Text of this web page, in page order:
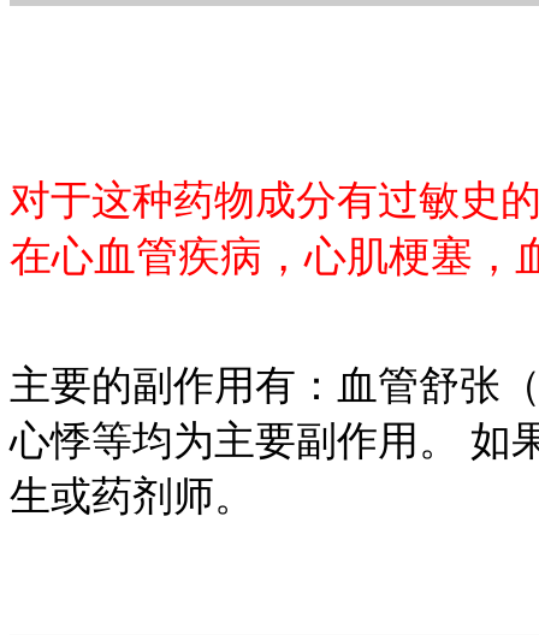
对于这种药物成分有过敏史
在心血管疾病，心肌梗塞，
主要的副作用有：血管舒张
心悸等均为主要副作用。 如
生或药剂师。